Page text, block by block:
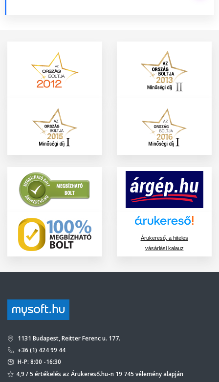
Árukereső, a hiteles
vásárlási kalauz
1131 Budapest, Reitter Ferenc u. 177.
+36 (1) 424 99 44
H-P: 8:00 -16:30
4,9 / 5 értékelés az Árukereső.hu-n 19 745 vélemény alapján